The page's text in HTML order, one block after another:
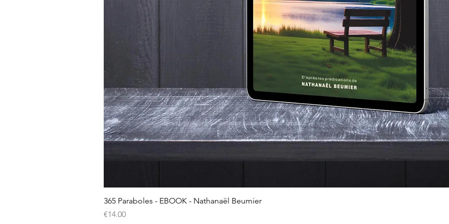
365 Paraboles - EBOOK - Nathanaël Beumier
Price
€14.00